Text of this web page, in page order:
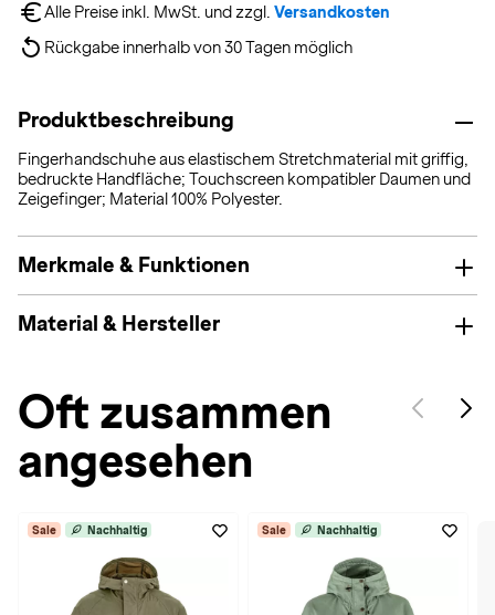
Alle Preise inkl. MwSt. und zzgl. Versandkosten
Rückgabe innerhalb von 30 Tagen möglich
Produktbeschreibung
Fingerhandschuhe aus elastischem Stretchmaterial mit griffig,
bedruckte Handfläche; Touchscreen kompatibler Daumen und
Zeigefinger; Material 100% Polyester.
Merkmale & Funktionen
Material & Hersteller
Oft zusammen
angesehen
Sale Nachhaltig Sale Nachhaltig